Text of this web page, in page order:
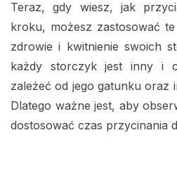
Teraz, gdy wiesz, jak
kroku, możesz zastosować
zdrowie i kwitnienie swoich
każdy storczyk jest inny i
zależeć od jego gatunku oraz
Dlatego ważne jest, aby
dostosować czas przycinania